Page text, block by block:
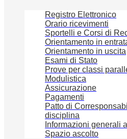
Registro Elettronico
Orario ricevimenti
Sportelli e Corsi di
Orientamento in
Orientamento in uscita
Esami di Stato
Prove per classi
Modulistica
Assicurazione
Pagamenti
Patto di
disciplina
Informazioni generali
Spazio ascolto